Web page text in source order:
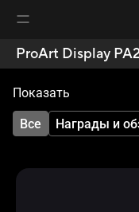
ProArt Display
Показать
Все Награды и